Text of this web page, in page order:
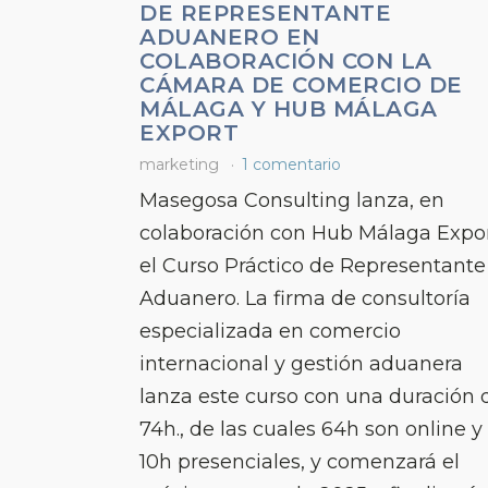
DE REPRESENTANTE
ADUANERO EN
COLABORACIÓN CON LA
CÁMARA DE COMERCIO DE
MÁLAGA Y HUB MÁLAGA
EXPORT
marketing 1 comentario
Masegosa Consulting lanza, en
colaboración con Hub Málaga
el Curso Práctico de Representante
Aduanero. La firma de consultoría
especializada en comercio
internacional y gestión aduanera
lanza este curso con una duración
74h., de las cuales 64h son online y
10h presenciales, y comenzará el